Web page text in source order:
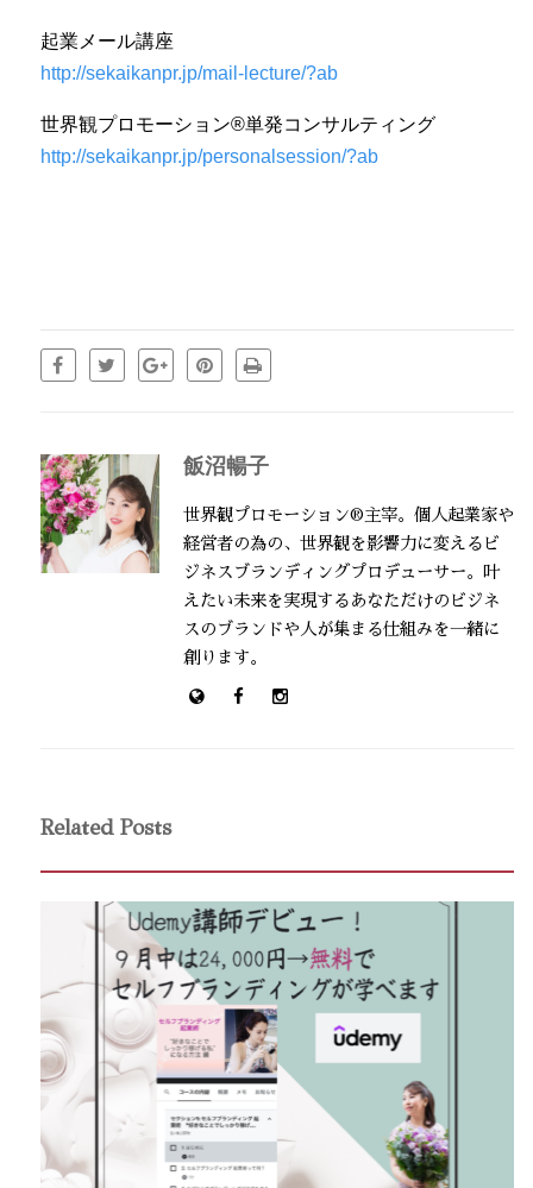
起業メール講座
http://sekaikanpr.jp/mail-lecture/?ab
世界観プロモーション®単発コンサルティング
http://sekaikanpr.jp/personalsession/?ab
飯沼暢子
世界観プロモーション®主宰。個人起業家や
経営者の為の、世界観を影響力に変えるビ
ジネスブランディングプロデューサー。叶
えたい未来を実現するあなただけのビジネ
スのブランドや人が集まる仕組みを一緒に
創ります。
Related Posts